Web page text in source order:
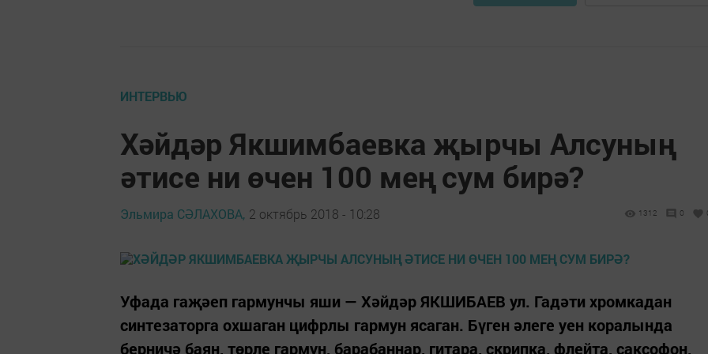
ИНТЕРВЬЮ
Хәйдәр Якшимбаевка җырчы Алсуның
әтисе ни өчен 100 мең сум бирә?
Эльмира СӘЛАХОВА, 2 октябрь 2018 - 10:28 1312 0
Уфада гаҗәеп гармунчы яши — Хәйдәр ЯКШИБАЕВ ул. Гадәти хромкадан
синтезаторга охшаган цифрлы гармун ясаган. Бүген әлеге уен коралында
берничә баян, төрле гармун, барабаннар, гитара, скрипка, флейта, саксофон,